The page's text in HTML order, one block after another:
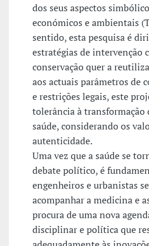
dos seus aspectos
económicos e ambientais
sentido, esta pesquisa é
estratégias de intervenção
conservação quer a
aos actuais parâmetros de
e restrições legais, este
tolerância à transformação
saúde, considerando os
autenticidade.
Uma vez que a saúde se
debate político, é
engenheiros e urbanistas
acompanhar a medicina e
procura de uma nova
disciplinar e política que